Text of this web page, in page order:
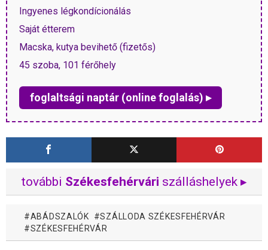
Ingyenes légkondícionálás
Saját étterem
Macska, kutya bevihető (fizetős)
45 szoba, 101 férőhely
foglaltsági naptár (online foglalás) ▸
további Székesfehérvári szálláshelyek ▸
ABÁDSZALÓK
SZÁLLODA SZÉKESFEHÉRVÁR
SZÉKESFEHÉRVÁR